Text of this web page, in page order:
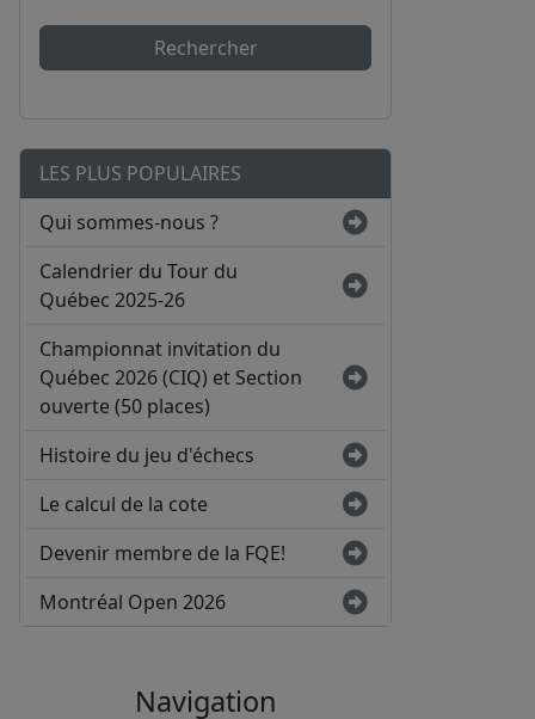
Rechercher
LES PLUS POPULAIRES
Qui sommes-nous ?
Calendrier du Tour du
Québec 2025-26
Championnat invitation du
Québec 2026 (CIQ) et Section
ouverte (50 places)
Histoire du jeu d'échecs
Le calcul de la cote
Devenir membre de la FQE!
Montréal Open 2026
Navigation